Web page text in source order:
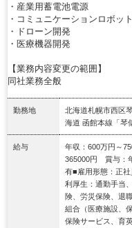
・産業用蓄電池電源
・コミュニケーションロボッ
・ドローン開発
・医療機器開発
【業務内容変更の範囲】
同社業務全般
勤務地
北海道札幌市西区
海道 函館本線「琴
給与
年収：600万円～
365000円 賞与：
有■雇用形態：正
利厚生：通勤手当
険、労災保険、退
組合（医療施設、
保険サービス、育